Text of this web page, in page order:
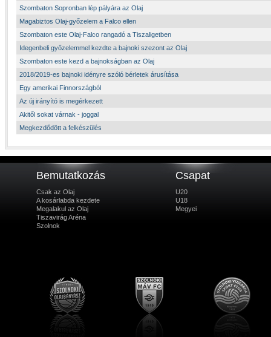
Szombaton Sopronban lép pályára az Olaj
Magabiztos Olaj-győzelem a Falco ellen
Szombaton este Olaj-Falco rangadó a Tiszaligetben
Idegenbeli győzelemmel kezdte a bajnoki szezont az Olaj
Szombaton este kezd a bajnokságban az Olaj
2018/2019-es bajnoki idényre szóló bérletek árusítása
Egy amerikai Finnországból
Az új irányító is megérkezett
Akitől sokat várnak - joggal
Megkezdődött a felkészülés
Bemutatkozás
Csak az Olaj
A kosárlabda kezdete
Megalakul az Olaj
Tiszavirág Aréna
Szolnok
Csapat
U20
U18
Megyei